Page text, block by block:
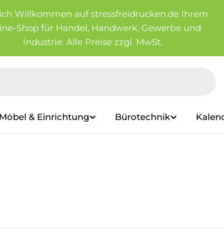
Willkommen auf stressfreidrucken.de Ihrem
Shop für Handel, Handwerk, Gewerbe und
Industrie. Alle Preise zzgl. MwSt.
Möbel & Einrichtung Bürotechnik